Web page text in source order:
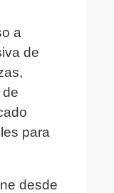
a
de
para
desde